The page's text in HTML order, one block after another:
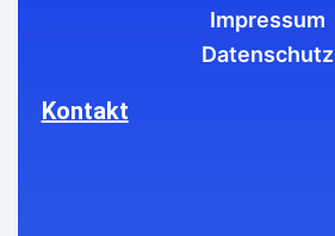
Impressum
Datenschutz
Kontakt